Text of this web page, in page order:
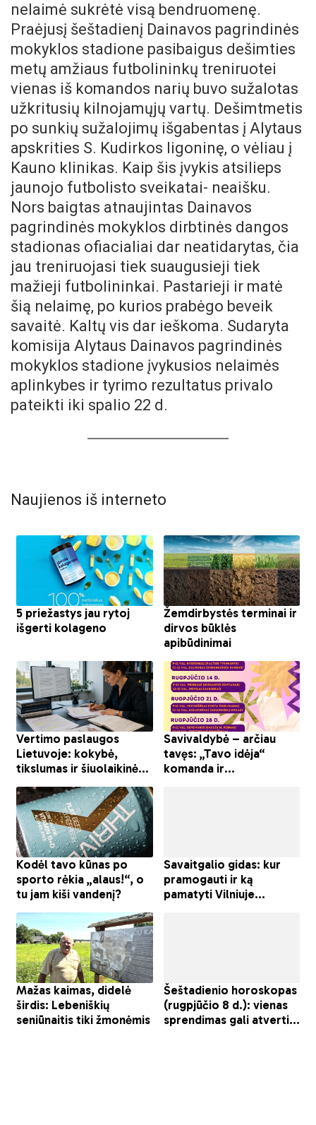
nelaimė sukrėtė visą bendruomenę.
Praėjusį šeštadienį Dainavos pagrindinės
mokyklos stadione pasibaigus dešimties
metų amžiaus futbolininkų treniruotei
vienas iš komandos narių buvo sužalotas
užkritusių kilnojamųjų vartų. Dešimtmetis
po sunkių sužalojimų išgabentas į Alytaus
apskrities S. Kudirkos ligoninę, o vėliau į
Kauno klinikas. Kaip šis įvykis atsilieps
jaunojo futbolisto sveikatai- neaišku.
Nors baigtas atnaujintas Dainavos
pagrindinės mokyklos dirbtinės dangos
stadionas ofiacialiai dar neatidarytas, čia
jau treniruojasi tiek suaugusieji tiek
mažieji futbolininkai. Pastarieji ir matė
šią nelaimę, po kurios prabėgo beveik
savaitė. Kaltų vis dar ieškoma. Sudaryta
komisija Alytaus Dainavos pagrindinės
mokyklos stadione įvykusios nelaimės
aplinkybes ir tyrimo rezultatus privalo
pateikti iki spalio 22 d.
Naujienos iš interneto